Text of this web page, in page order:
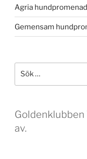
Agria
Gemensam
efter:
av.